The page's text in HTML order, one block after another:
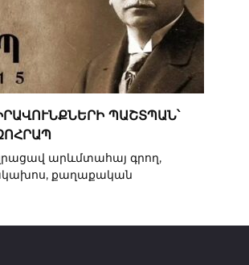
ՊԱՇՏՊԱՆ՝
արևմտահայ գրող,
քաղաքական